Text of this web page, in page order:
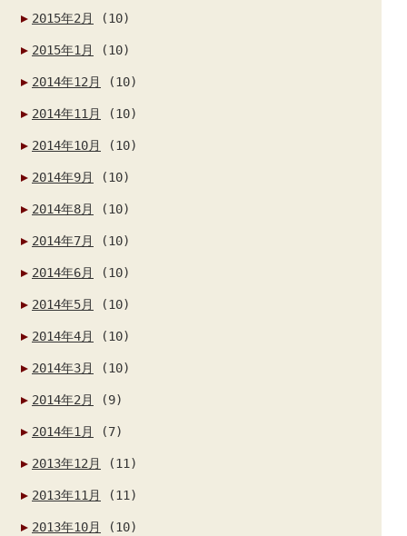
2015年2月 (10)
2015年1月 (10)
2014年12月 (10)
2014年11月 (10)
2014年10月 (10)
2014年9月 (10)
2014年8月 (10)
2014年7月 (10)
2014年6月 (10)
2014年5月 (10)
2014年4月 (10)
2014年3月 (10)
2014年2月 (9)
2014年1月 (7)
2013年12月 (11)
2013年11月 (11)
2013年10月 (10)